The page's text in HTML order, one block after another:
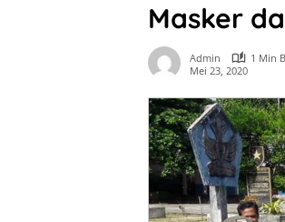
Masker
Admin
1 Min
Mei 23, 2020